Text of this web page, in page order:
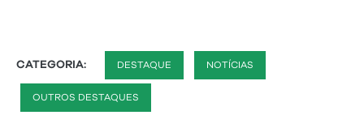
CATEGORIA: DESTAQUE NOTÍCIAS
OUTROS DESTAQUES